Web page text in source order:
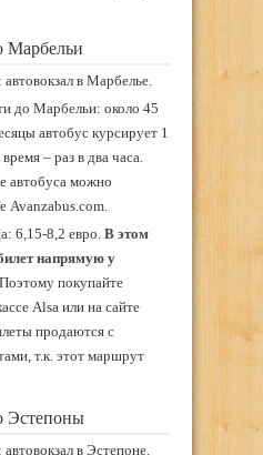
Марбельи
в Марбелье.
до Марбельи: около 45
автобус курсирует 1
– раз в два часа.
автобуса можно
Avanzabus.com.
6,15-8,2 евро. В этом
напрямую у
Поэтому покупайте
Alsa или на сайте
продаются с
т.к. этот маршрут
Эстепоны
в Эстепоне.